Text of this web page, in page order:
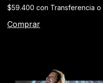
$59.400 con Transferencia
Comprar